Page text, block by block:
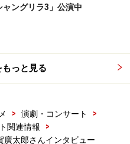
ングリラ3」公演中
っと見る
> 演劇・コンサート
>
関連情報
>
廣太郎さんインタビュー